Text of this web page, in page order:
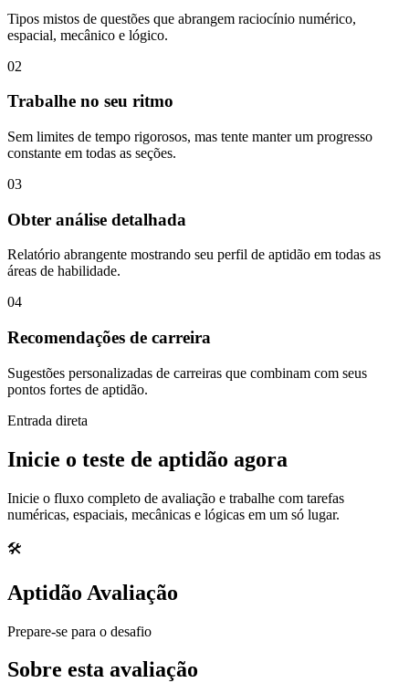
Tipos mistos de questões que abrangem raciocínio numérico,
espacial, mecânico e lógico.
02
Trabalhe no seu ritmo
Sem limites de tempo rigorosos, mas tente manter um progresso
constante em todas as seções.
03
Obter análise detalhada
Relatório abrangente mostrando seu perfil de aptidão em todas as
áreas de habilidade.
04
Recomendações de carreira
Sugestões personalizadas de carreiras que combinam com seus
pontos fortes de aptidão.
Entrada direta
Inicie o teste de aptidão agora
Inicie o fluxo completo de avaliação e trabalhe com tarefas
numéricas, espaciais, mecânicas e lógicas em um só lugar.
🛠️
Aptidão Avaliação
Prepare-se para o desafio
Sobre esta avaliação